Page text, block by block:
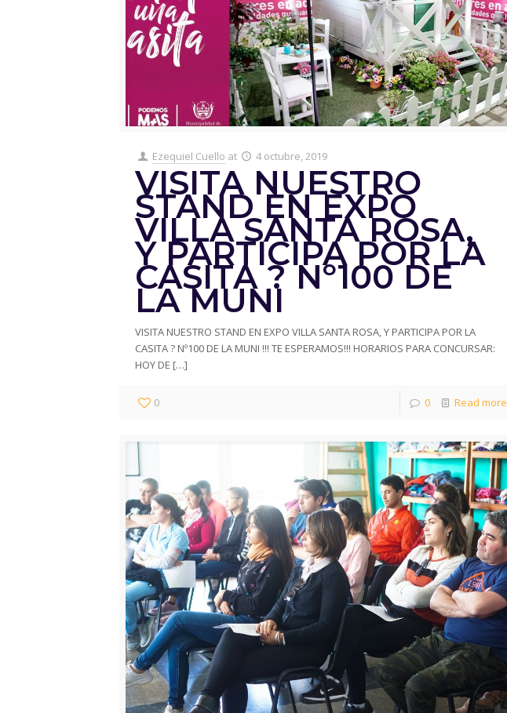
Ezequiel Cuello at 4 octubre, 2019
VISITA NUESTRO
STAND EN EXPO
VILLA SANTA ROSA,
Y PARTICIPA POR LA
CASITA ? Nº100 DE
LA MUNI
VISITA NUESTRO STAND EN EXPO VILLA SANTA ROSA, Y PARTICIPA POR LA
CASITA ? Nº100 DE LA MUNI !!! TE ESPERAMOS!!! HORARIOS PARA CONCURSAR:
HOY DE […]
0 0 Read more